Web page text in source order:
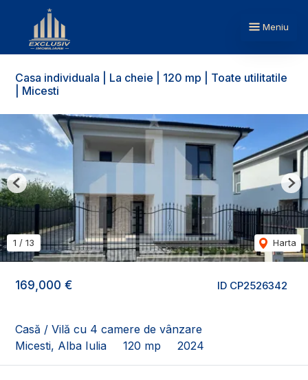
Meniu
Casa individuala | La cheie | 120 mp | Toate utilitatile
| Micesti
ID CP2526342
169,000 €
Casă / Vilă cu 4 camere de vânzare
Micesti, Alba Iulia
120 mp 2024
1 / 13 Harta
Previous